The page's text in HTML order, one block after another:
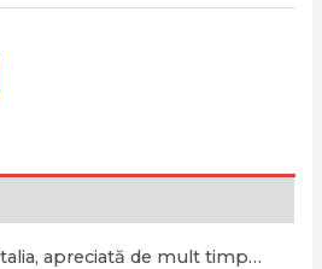
apreciată de mult timp…